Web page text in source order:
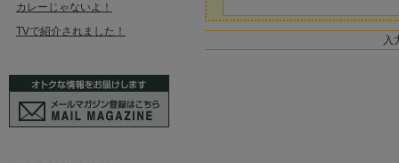
カレーじゃないよ！
TVで紹介されました！
入